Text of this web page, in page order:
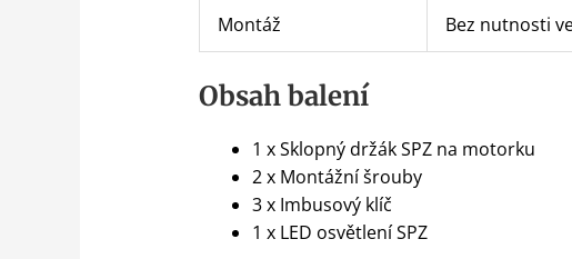
Montáž Bez nutnosti
Obsah balení
1 x Sklopný držák SPZ na motorku
2 x Montážní šrouby
3 x Imbusový klíč
1 x LED osvětlení SPZ